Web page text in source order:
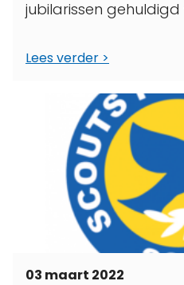
jubilarissen
Lees verder
03 maart 2022